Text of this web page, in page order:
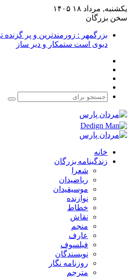
یکشنبه, مرداد ۱۸ ۱۴۰۵
سخن بزرگان
بزرگمهر : زورمندترین و پر
دیوی است ستمکار و دیر ساز
خانه
زندگینامه بزرگان
شعرا
ریاضیدان
موسیقیدان
نوازنده
خطاط
نقاش
منجم
عارف
فیلسوف
نویسندگان
روزنامه نگار
مترجم